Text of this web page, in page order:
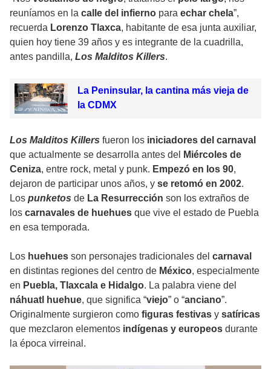
reuníamos en la calle del infierno para echar chela”,
recuerda Lorenzo Tlaxca, habitante de esa junta auxiliar,
quien hoy tiene 39 años y es integrante de la cuadrilla,
antes pandilla, Los Malditos Killers.
La Peninsular, la cantina más vieja de
la CDMX
Los Malditos Killers fueron los iniciadores del carnaval
que actualmente se desarrolla antes del
Miércoles de
Ceniza, entre rock, metal y punk. Empezó en los 90,
dejaron de participar unos años, y se retomó en 2002.
Los punketos de La Resurrección son los extraños de
los carnavales de huehues que vive el estado de Puebla
en esa temporada.
Los huehues son personajes tradicionales del carnaval
en distintas regiones del centro de México, especialmente
en Puebla, Tlaxcala e Hidalgo. La palabra viene del
náhuatl huehue, que significa “viejo” o “anciano”.
Originalmente surgieron como figuras festivas y satíricas
que mezclaron elementos indígenas y europeos durante
la época virreinal.